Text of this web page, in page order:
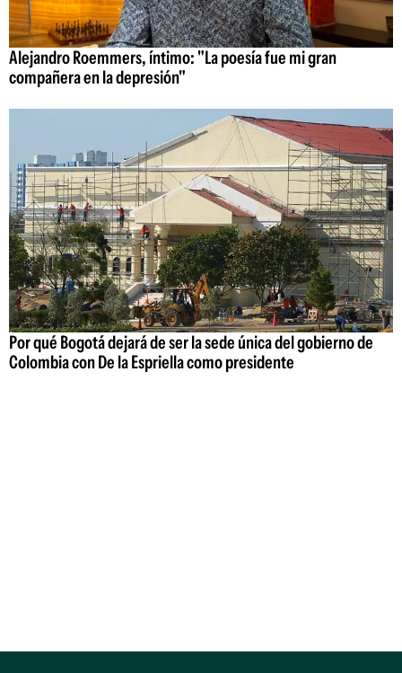
Alejandro Roemmers, íntimo: "La poesía fue mi gran
compañera en la depresión"
Por qué Bogotá dejará de ser la sede única del gobierno de
Colombia con De la Espriella como presidente